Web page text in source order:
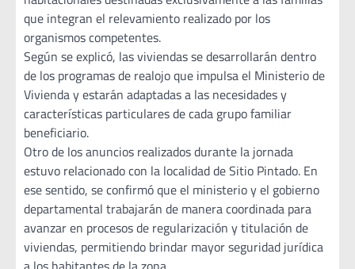
que integran el relevamiento realizado por los
organismos competentes.
Según se explicó, las viviendas se desarrollarán dentro
de los programas de realojo que impulsa el Ministerio de
Vivienda y estarán adaptadas a las necesidades y
características particulares de cada grupo familiar
beneficiario.
Otro de los anuncios realizados durante la jornada
estuvo relacionado con la localidad de Sitio Pintado. En
ese sentido, se confirmó que el ministerio y el gobierno
departamental trabajarán de manera coordinada para
avanzar en procesos de regularización y titulación de
viviendas, permitiendo brindar mayor seguridad jurídica